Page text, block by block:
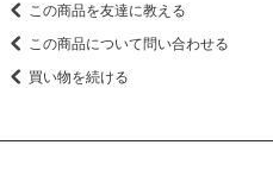
この商品を友達に教える
この商品について問い合わせる
買い物を続ける